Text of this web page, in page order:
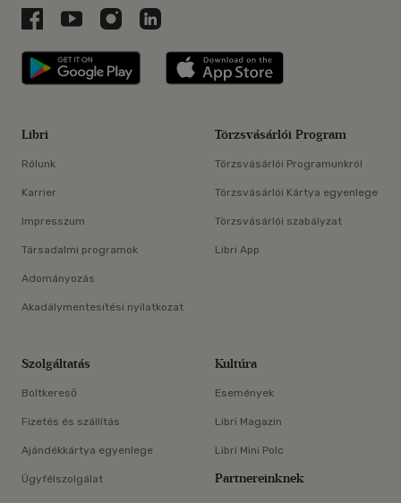
Libri a Facebookon
Libri a Youtube-on
Libri az Instagramon
Libri a LinkedInen
Libri applikáció Szerezd meg: Google
Libri
Rólunk
Karrier
Impresszum
Társadalmi programok
Adományozás
Akadálymentesítési nyilatkozat
Törzsvásárlói Program
Törzsvásárlói Programunkról
Törzsvásárlói Kártya egyenlege
Törzsvásárlói szabályzat
Libri App
Szolgáltatás
Boltkereső
Fizetés és szállítás
Ajándékkártya egyenlege
Ügyfélszolgálat
Kultúra
Események
Libri Magazin
Libri Mini Polc
Partnereinknek